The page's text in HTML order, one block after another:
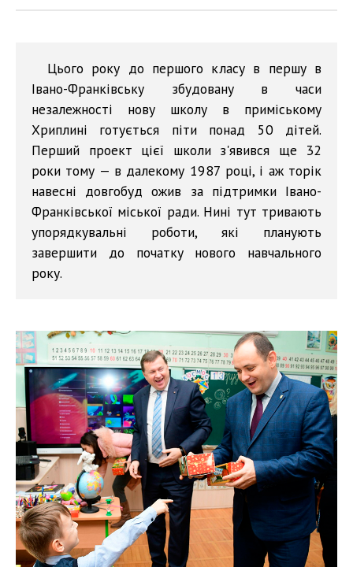
Цього року до першого класу в першу в
Івано-Франківську збудовану в часи
незалежності нову школу в приміському
Хриплині готується піти понад 50 дітей.
Перший проект цієї школи з'явився ще 32
роки тому — в далекому 1987 році, і аж торік
навесні довгобуд ожив за підтримки Івано-
Франківської міської ради. Нині тут тривають
упорядкувальні роботи, які планують
завершити до початку нового навчального
року.